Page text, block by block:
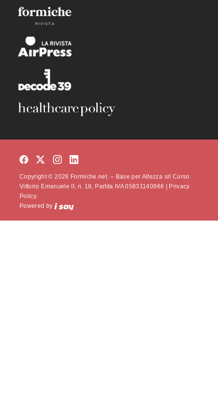
Copyright © 2026 Formiche.net. – Base per Altezza srl Corso
Vittorio Emanuele II, n. 18, Partita IVA 05831140966 |
Privacy
Policy.
Powered by